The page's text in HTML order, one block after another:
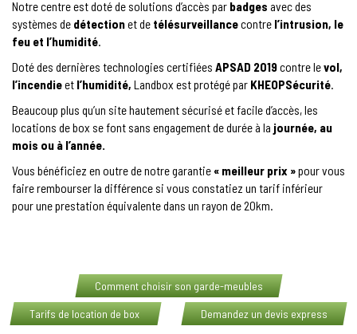
Notre centre est doté de solutions d’accès par badges avec des
systèmes de détectionet de télésurveillancecontre l’intrusion, le
feu et l’humidité.
Doté des dernières technologies certifiées APSAD 2019contre levol,
l’incendieet l’humidité, Landbox est protégé par KHEOPSécurité.
Beaucoup plus qu’un site hautement sécurisé et facile d’accès, les
locations de box se font sans engagement de durée à la journée, au
mois ou à l’année.
Vous bénéficiez en outre de notre garantie« meilleur prix »pour vous
faire rembourser la différence si vous constatiez un tarif inférieur
pour une prestation équivalente dans un rayon de 20km.
Comment choisir son garde-meubles
Tarifs de location de box Demandez un devis express